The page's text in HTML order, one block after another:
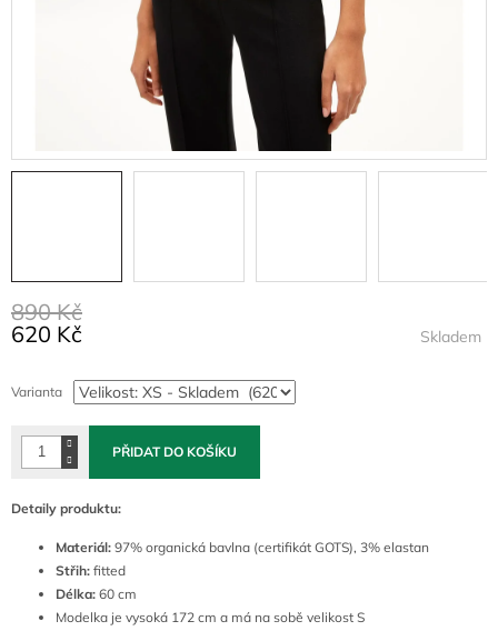
890 Kč
620 Kč
cena:
Skladem
Varianta
PŘIDAT DO KOŠÍKU
Detaily produktu:
Materiál: 97% organická bavlna (certifikát GOTS), 3% elastan
Střih: fitted
Délka: 60 cm
Modelka je vysoká 172 cm a má na sobě velikost S